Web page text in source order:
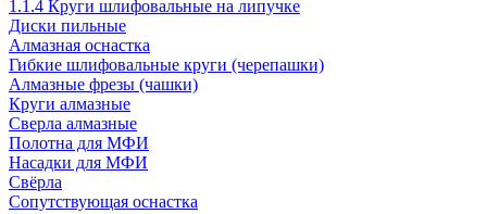
1.1.4 Круги шлифовальные на липучке
Диски пильные
Алмазная оснастка
Гибкие шлифовальные круги (черепашки)
Алмазные фрезы (чашки)
Круги алмазные
Сверла алмазные
Полотна для МФИ
Насадки для МФИ
Свёрла
Сопутствующая оснастка